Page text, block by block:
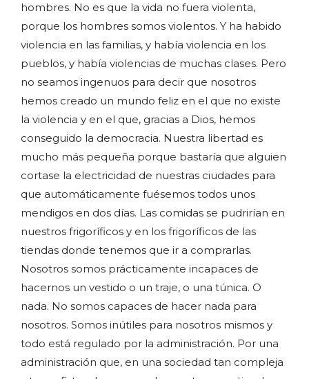
hombres. No es que la vida no fuera violenta,
porque los hombres somos violentos. Y ha habido
violencia en las familias, y había violencia en los
pueblos, y había violencias de muchas clases. Pero
no seamos ingenuos para decir que nosotros
hemos creado un mundo feliz en el que no existe
la violencia y en el que, gracias a Dios, hemos
conseguido la democracia. Nuestra libertad es
mucho más pequeña porque bastaría que alguien
cortase la electricidad de nuestras ciudades para
que automáticamente fuésemos todos unos
mendigos en dos días. Las comidas se pudrirían en
nuestros frigoríficos y en los frigoríficos de las
tiendas donde tenemos que ir a comprarlas.
Nosotros somos prácticamente incapaces de
hacernos un vestido o un traje, o una túnica. O
nada. No somos capaces de hacer nada para
nosotros. Somos inútiles para nosotros mismos y
todo está regulado por la administración. Por una
administración que, en una sociedad tan compleja